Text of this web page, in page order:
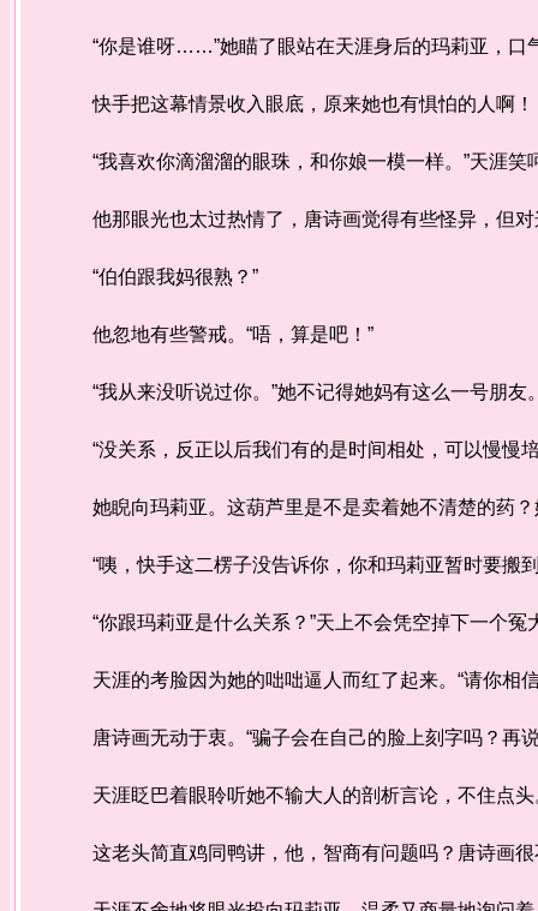
“你是谁呀……”她瞄了眼站在天涯身后的玛莉亚，口气
快手把这幕情景收入眼底，原来她也有惧怕的人啊！
“我喜欢你滴溜溜的眼珠，和你娘一模一样。”天涯笑
他那眼光也太过热情了，唐诗画觉得有些怪异，但对
“伯伯跟我妈很熟？”
他忽地有些警戒。“唔，算是吧！”
“我从来没听说过你。”她不记得她妈有这么一号朋友
“没关系，反正以后我们有的是时间相处，可以慢慢
她睨向玛莉亚。这葫芦里是不是卖着她不清楚的药？
“咦，快手这二楞子没告诉你，你和玛莉亚暂时要搬
“你跟玛莉亚是什么关系？”天上不会凭空掉下一个冤
天涯的考脸因为她的咄咄逼人而红了起来。“请你相
唐诗画无动于衷。“骗子会在自己的脸上刻字吗？再
天涯眨巴着眼聆听她不输大人的剖析言论，不住点头
这老头简直鸡同鸭讲，他，智商有问题吗？唐诗画很